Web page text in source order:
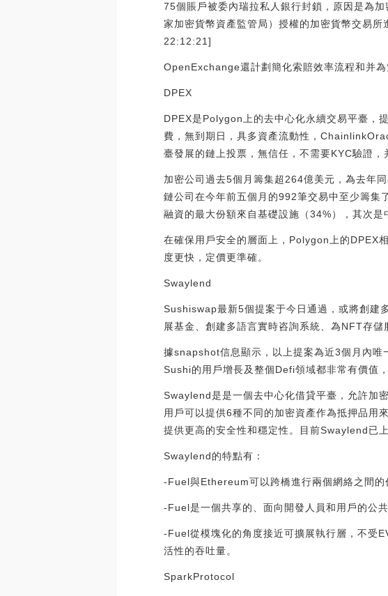
75個賬戶被委內瑞拉私人銀行封鎖，原因是為
家加密貨幣資產監管局）授權的加密貨幣交易
22:12:21]
OpenExchange還計劃簡化索賠效率流程和并為
DPEX
DPEX是Polygon上的去中心化永續交易平臺，
費，無到期日，具多資產流動性，
臺發展的鏈上投票，無信任，不需要KYC驗證
加密公司過去5個月籌集超264億美元，為去年
鏈公司在今年前五個月的992筆交易中至少籌集
融資的最大份額來自基礎設施（34%），其次
在確保用戶安全的層面上，Polygon上的DPEX
度更快，定價更準確。
Swaylend
Sushiswap最新5個提案于今日通過，或將創建
展基金、創建多語言實時咨詢系統、為NFT存
據snapshot信息顯示，以上提案為近3個月內
Sushi的用戶增長及整個Defi領域都非常有價
Swaylend是是一個去中心化借貸平臺，允許加
用戶可以提供6種不同的加密資產作為抵押品用
提供更高的安全性和穩定性。目前Swaylend已
Swaylend的特點有：
-Fuel與Ethereum可以跨橋進行兩個網絡之間的
-Fuel是一個共享的、面向開發人員和用戶的公
-Fuel從模塊化的角度接近可擴展執行層，不受
活性的吞吐量。
SparkProtocol